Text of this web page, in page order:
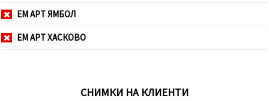
ЕМ АРТ ЯМБОЛ
ЕМ АРТ ХАСКОВО
СНИМКИ НА КЛИЕНТИ